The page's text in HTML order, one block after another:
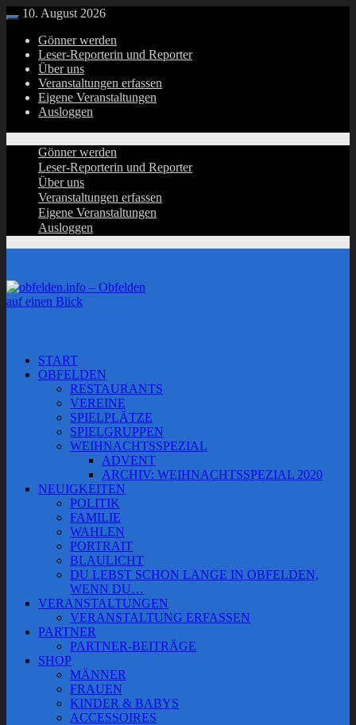
Zurück
Inhalt
Menü
10. August 2026
Gönner werden
Leser-Reporterin und Reporter
Über uns
Veranstaltungen erfassen
Eigene Veranstaltungen
Ausloggen
Gönner werden
Leser-Reporterin und Reporter
Über uns
Veranstaltungen erfassen
Eigene Veranstaltungen
Ausloggen
START
OBFELDEN
RESTAURANTS
VEREINE
SPIELPLÄTZE
SPIELGRUPPEN
WEIHNACHTSSPEZIAL
ADVENT
ARCHIV: WEIHNACHTSSPEZIAL 2020
NEUIGKEITEN
POLITIK
FAMILIE
WAHLEN
PORTRAIT
BLAULICHT
DU LEBST SCHON LANGE IN OBFELDEN,
WENN DU…
VERANSTALTUNGEN
VERANSTALTUNG ERFASSEN
PARTNER
PARTNER-BEITRÄGE
SHOP
MÄNNER
FRAUEN
KINDER & BABYS
ACCESSOIRES